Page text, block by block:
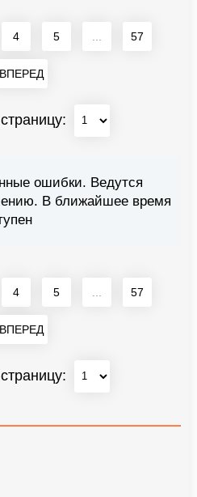
4 5 57
ошибки. Ведутся
В ближайшее время
4 5 57